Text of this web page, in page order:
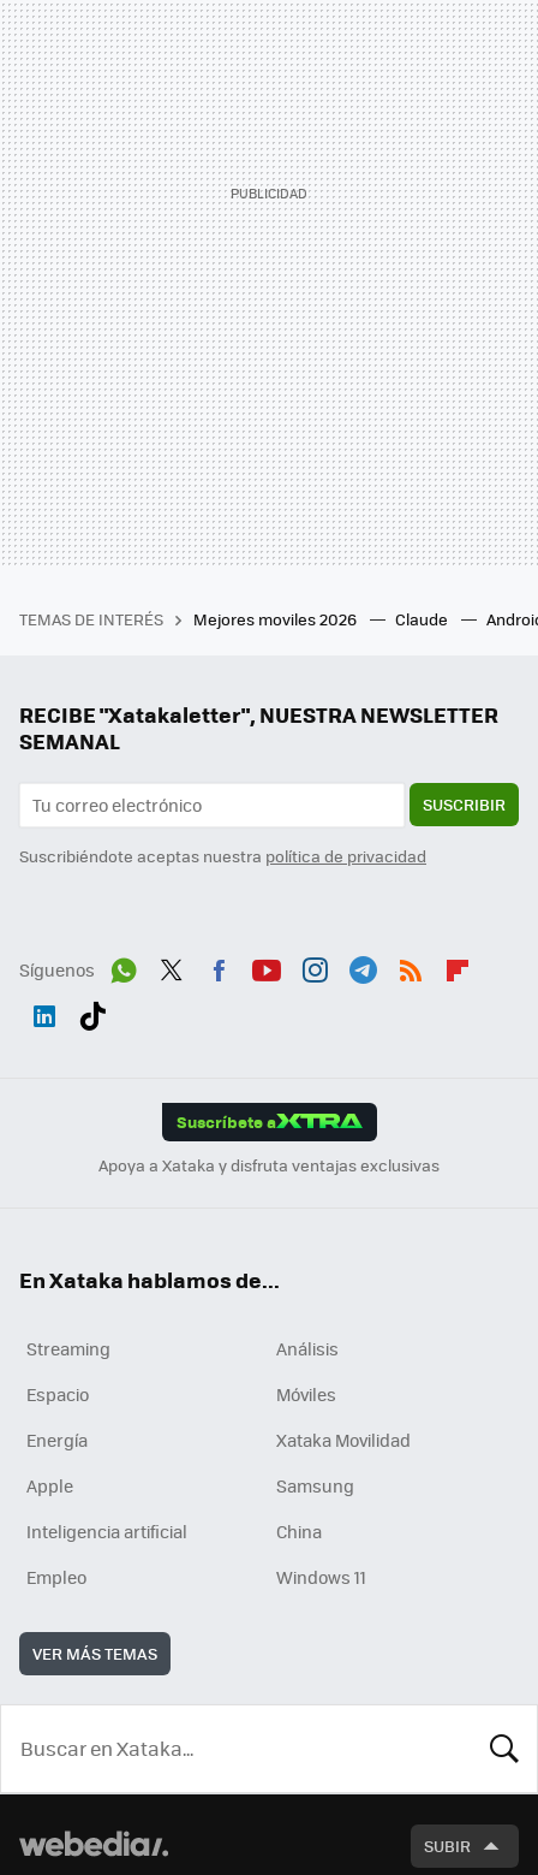
TEMAS DE INTERÉS Mejores moviles 2026 Claude
RECIBE "Xatakaletter", NUESTRA NEWSLETTER
SEMANAL
SUSCRIBIR
Suscribiéndote aceptas nuestra política de privacidad
Síguenos
Suscríbete a
Apoya a Xataka y disfruta ventajas exclusivas
En Xataka hablamos de...
Streaming
Análisis
Espacio
Móviles
Energía
Xataka Movilidad
Apple
Samsung
Inteligencia artificial
China
Empleo
Windows 11
VER MÁS TEMAS
SUBIR